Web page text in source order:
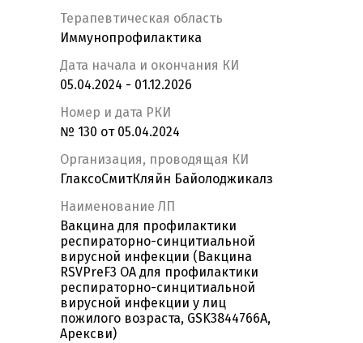
Терапевтическая область
Иммунопрофилактика
Дата начала и окончания КИ
05.04.2024 - 01.12.2026
Номер и дата РКИ
№ 130 от 05.04.2024
Организация, проводящая КИ
ГлаксоСмитКляйн Байолоджикалз
Наименование ЛП
Вакцина для профилактики
респираторно-синцитиальной
вирусной инфекции (Вакцина
RSVPreF3 OA для профилактики
респираторно-синцитиальной
вирусной инфекции у лиц
пожилого возраста, GSK3844766A,
Арексви)